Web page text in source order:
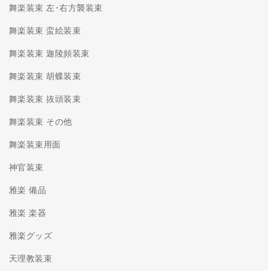
舞楽装束 左･右方襲装束
舞楽装束 蛮絵装束
舞楽装束 迦陵頻装束
舞楽装束 胡蝶装束
舞楽装束 抜頭装束
舞楽装束 その他
舞楽装束用面
神官装束
雅楽 備品
雅楽 楽器
雅楽グッズ
天理教装束